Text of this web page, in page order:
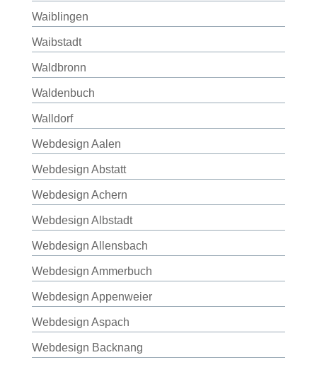
Waiblingen
Waibstadt
Waldbronn
Waldenbuch
Walldorf
Webdesign Aalen
Webdesign Abstatt
Webdesign Achern
Webdesign Albstadt
Webdesign Allensbach
Webdesign Ammerbuch
Webdesign Appenweier
Webdesign Aspach
Webdesign Backnang